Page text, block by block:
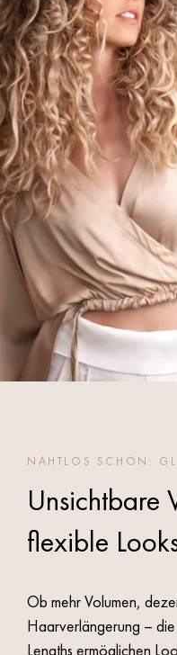
NAHTLOS SCHÖN: GL
Unsichtbare
flexible
Ob mehr Volumen,
Haarverlängerung –
Lengths ermöglichen